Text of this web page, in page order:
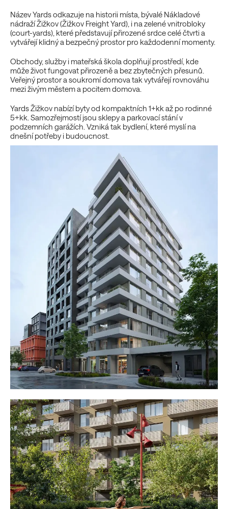
Název Yards odkazuje na historii místa, bývalé Nákladové
nádraží Žižkov (Žižkov Freight Yard), i na zelené vnitrobloky
(court-yards), které představují přirozené srdce celé čtvrti a
vytvářejí klidný a bezpečný prostor pro každodenní momenty.
Obchody, služby i mateřská škola doplňují prostředí, kde
může život fungovat přirozeně a bez zbytečných přesunů.
Veřejný prostor a soukromí domova tak vytvářejí rovnováhu
mezi živým městem a pocitem domova.
Yards Žižkov nabízí byty od kompaktních 1+kk až po rodinné
5+kk. Samozřejmostí jsou sklepy a parkovací stání v
podzemních garážích. Vzniká tak bydlení, které myslí na
dnešní potřeby i budoucnost.